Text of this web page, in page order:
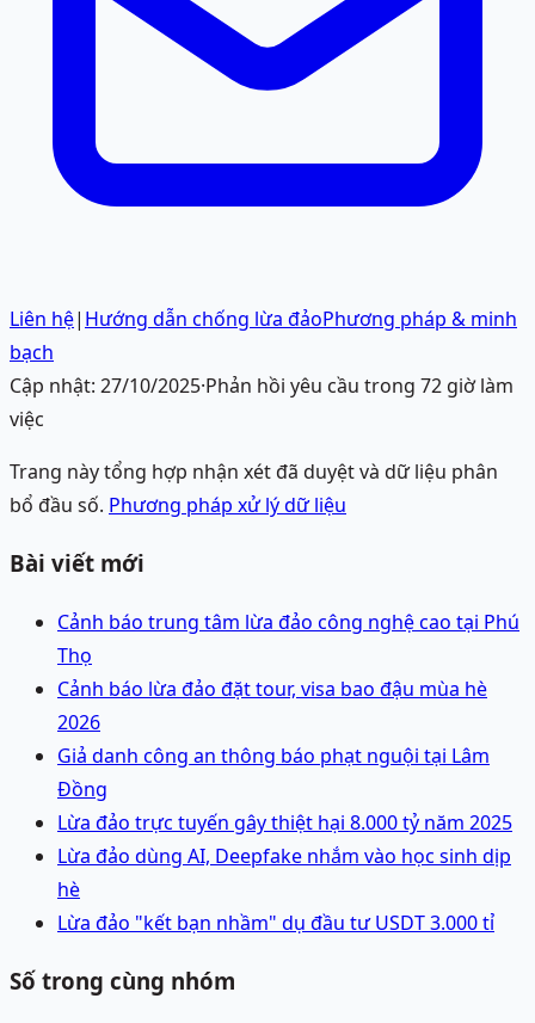
Liên hệ| Hướng dẫn chống lừa đảoPhương pháp & minh
bạch
Cập nhật: 27/10/2025·Phản hồi yêu cầu trong 72 giờ làm
việc
Trang này tổng hợp nhận xét đã duyệt và dữ liệu phân
bổ đầu số. Phương pháp xử lý dữ liệu
Bài viết mới
Cảnh báo trung tâm lừa đảo công nghệ cao tại Phú
Thọ
Cảnh báo lừa đảo đặt tour, visa bao đậu mùa hè
2026
Giả danh công an thông báo phạt nguội tại Lâm
Đồng
Lừa đảo trực tuyến gây thiệt hại 8.000 tỷ năm 2025
Lừa đảo dùng AI, Deepfake nhắm vào học sinh dịp
hè
Lừa đảo "kết bạn nhầm" dụ đầu tư USDT 3.000 tỉ
Số trong cùng nhóm